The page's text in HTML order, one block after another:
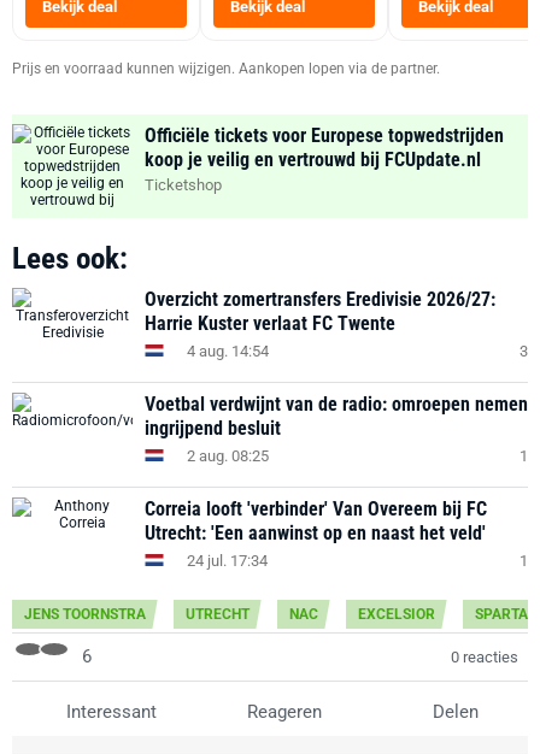
Bekijk deal Bekijk deal
Zwart
Bekijk deal
Prijs en voorraad kunnen wijzigen. Aankopen lopen via de partner.
Officiële tickets voor Europese topwedstrijden
koop je veilig en vertrouwd bij FCUpdate.nl
Ticketshop
Lees ook:
Overzicht zomertransfers Eredivisie 2026/27:
Harrie Kuster verlaat FC Twente
4 aug. 14:54 3
Voetbal verdwijnt van de radio: omroepen nemen
ingrijpend besluit
2 aug. 08:25 1
Correia looft 'verbinder' Van Overeem bij FC
Utrecht: 'Een aanwinst op en naast het veld'
24 jul. 17:34 1
JENS TOORNSTRA UTRECHT NAC EXCELSIOR SPARTA
6 0 reacties
Interessant Reageren Delen